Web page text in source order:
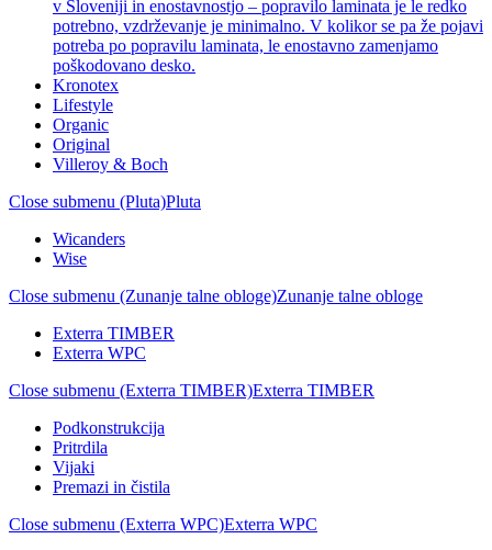
v Sloveniji in enostavnostjo – popravilo laminata je le redko
potrebno, vzdrževanje je minimalno. V kolikor se pa že pojavi
potreba po popravilu laminata, le enostavno zamenjamo
poškodovano desko.
Kronotex
Lifestyle
Organic
Original
Villeroy & Boch
Close submenu (Pluta)Pluta
Wicanders
Wise
Close submenu (Zunanje talne obloge)Zunanje talne obloge
Exterra TIMBER
Exterra WPC
Close submenu (Exterra TIMBER)Exterra TIMBER
Podkonstrukcija
Pritrdila
Vijaki
Premazi in čistila
Close submenu (Exterra WPC)Exterra WPC